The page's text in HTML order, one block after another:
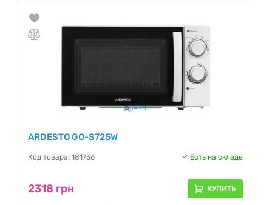
ARDESTO GO-S725W
Код товара: 181736 Есть на складе
2318 грн КУПИТЬ